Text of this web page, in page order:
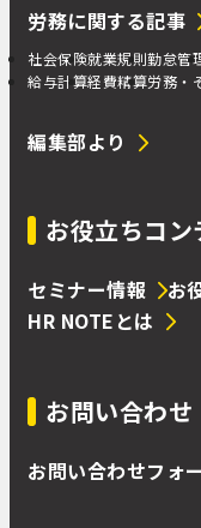
労務に関する記事
社会保険就業規則勤怠管
給与計算経費精算労務・
編集部より
お役立ちコン
セミナー情報 お
HR NOTEとは
お問い合わせ
お問い合わせフォ